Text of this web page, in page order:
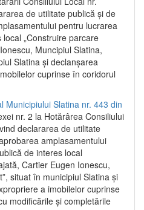
de utilitate publică și de
pentru lucrarea
„Construire parcare
Muncipiul Slatina,
Slatina și declanșarea
cuprinse în coridorul
Municipiului Slatina nr. 443 din
nr. 2 la Hotărârea Consiliului
declararea de utilitate
amplasamentului
de interes local
Cartier Eugen Ionescu,
situat în municipiul Slatina şi
a imobilelor cuprinse
modificările şi completările